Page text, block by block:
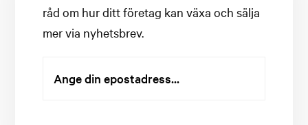
råd om hur ditt företag kan växa och sälja
mer via nyhetsbrev.